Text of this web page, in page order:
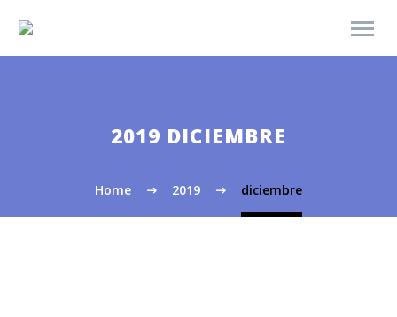
2019 DICIEMBRE
Home 2019 diciembre